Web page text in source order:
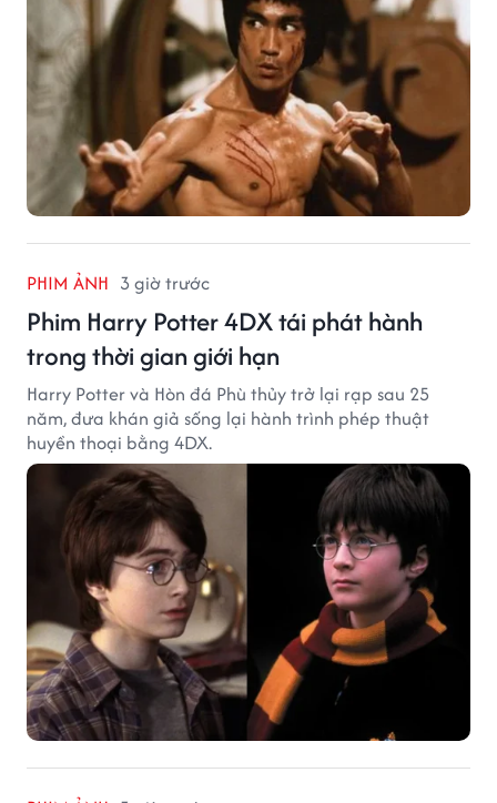
PHIM ẢNH 3 giờ trước
Phim Harry Potter 4DX tái phát hành
trong thời gian giới hạn
Harry Potter và Hòn đá Phù thủy trở lại rạp sau 25
năm, đưa khán giả sống lại hành trình phép thuật
huyền thoại bằng 4DX.